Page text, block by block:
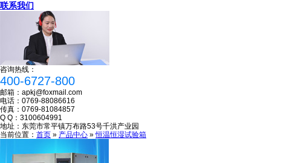
爱佩科技专属商标
纸箱抗压检定证书
联系我们
咨询热线：
400-6727-800
邮箱： apkj@foxmail.com
电话： 0769-88086616
传真： 0769-81084857
Q Q： 3100604991
地址： 东莞市常平镇万布路53号千洪产业园
当前位置： 首页 » 产品中心 »恒温恒湿试验箱